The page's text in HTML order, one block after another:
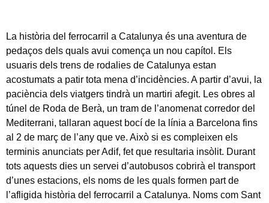
La història del ferrocarril a Catalunya és una aventura de
pedaços dels quals avui comença un nou capítol. Els
usuaris dels trens de rodalies de Catalunya estan
acostumats a patir tota mena d’incidències. A partir d’avui, la
paciència dels viatgers tindrà un martiri afegit. Les obres al
túnel de Roda de Berà, un tram de l’anomenat corredor del
Mediterrani, tallaran aquest bocí de la línia a Barcelona fins
al 2 de març de l’any que ve. Això si es compleixen els
terminis anunciats per Adif, fet que resultaria insòlit. Durant
tots aquests dies un servei d’autobusos cobrirà el transport
d’unes estacions, els noms de les quals formen part de
l’afligida història del ferrocarril a Catalunya. Noms com Sant